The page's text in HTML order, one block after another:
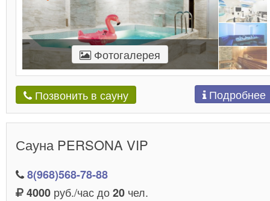
Фотогалерея
Позвонить в сауну Подробнее
Сауна PERSONA VIP
8(968)568-78-88
4000 руб./час до20 чел.